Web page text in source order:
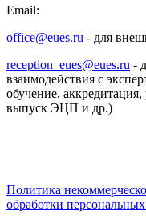
Email:
office@eues.ru - для
reception_eues@eues.ru -
взаимодействия с
обучение, аккредитация,
выпуск ЭЦП и др.)
Политика
обработки